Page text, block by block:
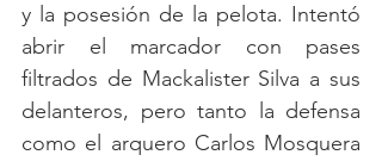
y la posesión de la pelota. Intentó
abrir el marcador con pases
filtrados de Mackalister Silva a sus
delanteros, pero tanto la defensa
como el arquero Carlos Mosquera